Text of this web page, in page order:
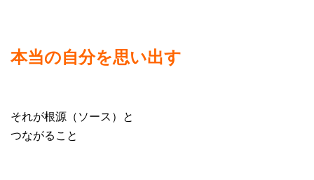
本当の自分を思い出す
それが根源（ソース）と
つながること